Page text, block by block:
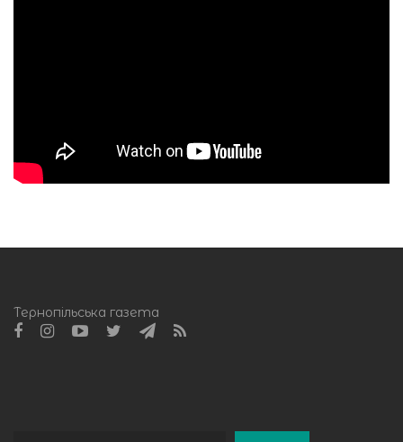
Тернопільська газета